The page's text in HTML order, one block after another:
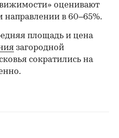
оценивают
в 60–65%.
площадь и цена
загородной
сократились на